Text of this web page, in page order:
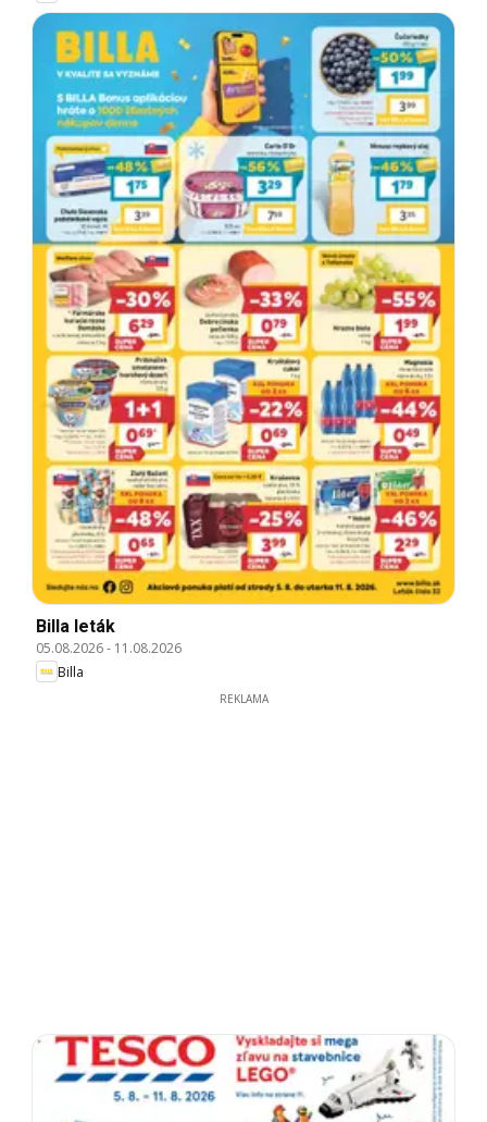
Billa leták
05.08.2026- 11.08.2026
Billa
REKLAMA